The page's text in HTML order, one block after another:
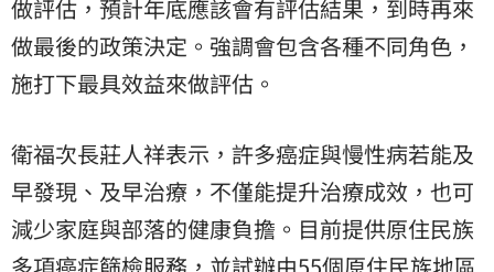
做評估，預計年底應該會有評估結果，到時再來
做最後的政策決定。強調會包含各種不同角色，
施打下最具效益來做評估。
衛福次長莊人祥表示，許多癌症與慢性病若能及
早發現、及早治療，不僅能提升治療成效，也可
減少家庭與部落的健康負擔。目前提供原住民族
多項癌症篩檢服務，並試辦由55個原住民族地區